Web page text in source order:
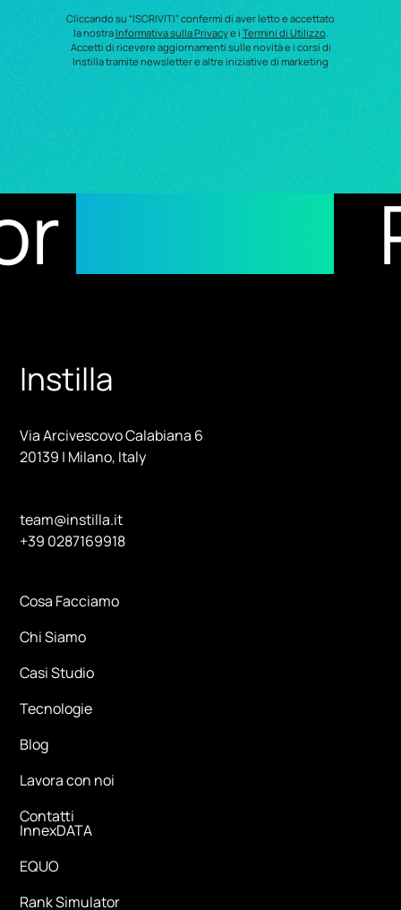
Cliccando su “ISCRIVITI” confermi di aver letto e accettato
la nostra Informativa sulla Privacye iTermini di Utilizzo.
Accetti di ricevere aggiornamenti sulle novità e i corsi di
Instilla tramite newsletter e altre iniziative di marketing
Instilla
Via Arcivescovo Calabiana 6
20139 | Milano, Italy
team@instilla.it
+39 0287169918
Cosa Facciamo
Chi Siamo
Casi Studio
Tecnologie
Blog
Lavora con noi
Contatti
InnexDATA
EQUO
Rank Simulator